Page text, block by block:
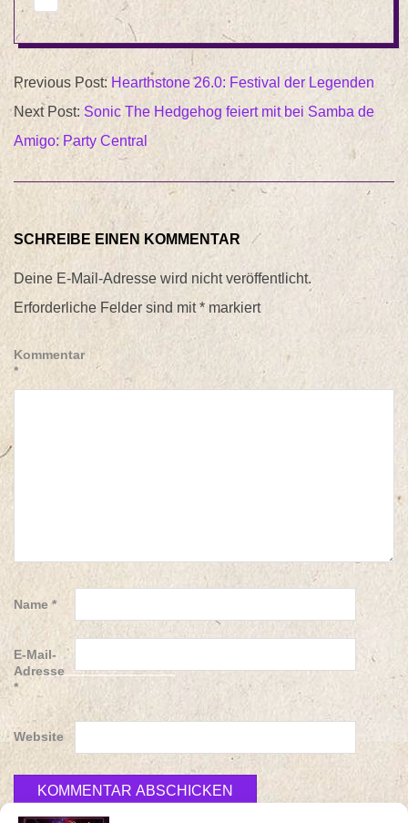
2023-
03-
19
Previous Post: Hearthstone 26.0: Festival der Legenden
Next Post: Sonic The Hedgehog feiert mit bei Samba de
Amigo: Party Central
SCHREIBE EINEN KOMMENTAR
Deine E-Mail-Adresse wird nicht veröffentlicht.
Erforderliche Felder sind mit* markiert
Kommentar
*
Name *
E-Mail-
Adresse
*
Website